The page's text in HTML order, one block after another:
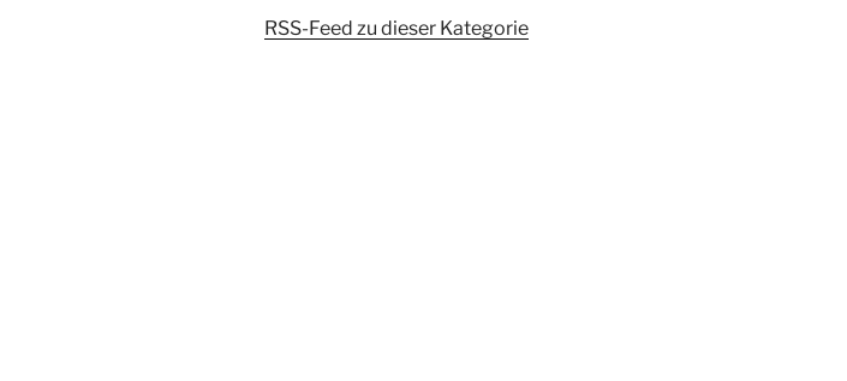
RSS-Feed zu dieser Kategorie